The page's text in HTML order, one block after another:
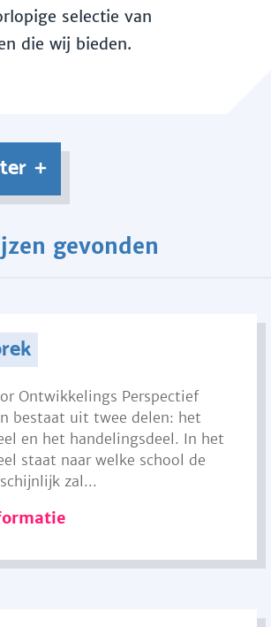
selectie van
die wij bieden.
gevonden
Ontwikkelings Perspectief
bestaat uit twee delen: het
en het handelingsdeel. In het
staat naar welke school de
zal...